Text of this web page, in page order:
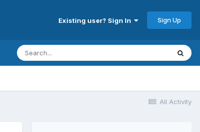
Existing user? Sign In Sign Up
All Activity